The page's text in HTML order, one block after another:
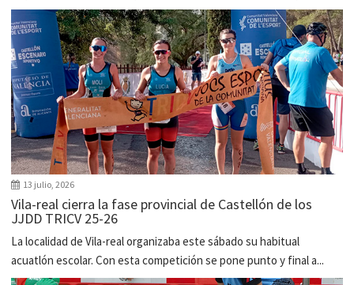
13 julio, 2026
Vila-real cierra la fase provincial de Castellón de los
JJDD TRICV 25-26
La localidad de Vila-real organizaba este sábado su habitual
acuatlón escolar. Con esta competición se pone punto y final a...